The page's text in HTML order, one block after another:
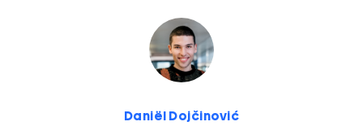
Daniël Dojčinović